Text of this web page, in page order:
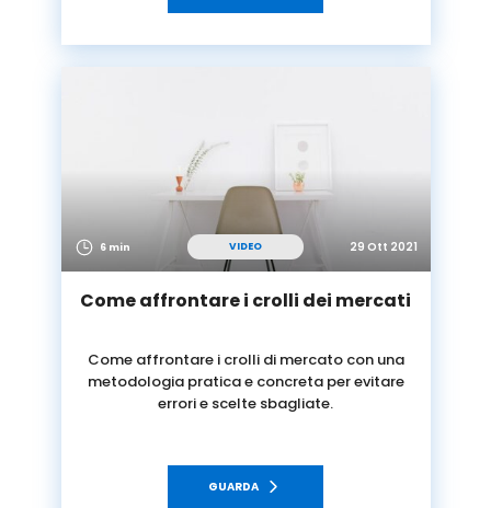
6 min VIDEO 29 Ott 2021
Come affrontare i crolli dei mercati
Come affrontare i crolli di mercato con una
metodologia pratica e concreta per evitare
errori e scelte sbagliate.
GUARDA